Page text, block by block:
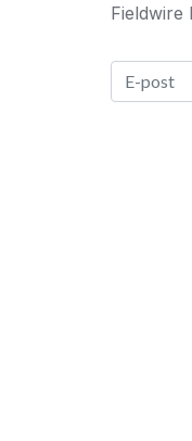
Fieldwire